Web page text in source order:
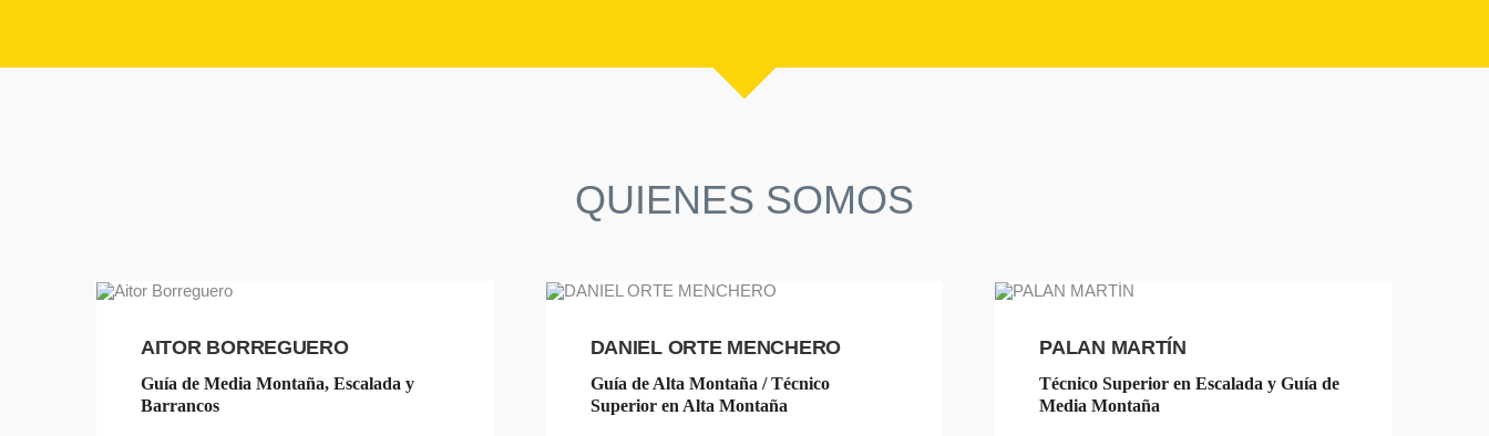
QUIENES SOMOS
AITOR BORREGUERO
Guía de Media Montaña, Escalada y
Barrancos
DANIEL ORTE MENCHERO
Guía de Alta Montaña / Técnico
Superior en Alta Montaña
PALAN MARTÍN
Técnico Superior en Escalada y Guía de
Media Montaña